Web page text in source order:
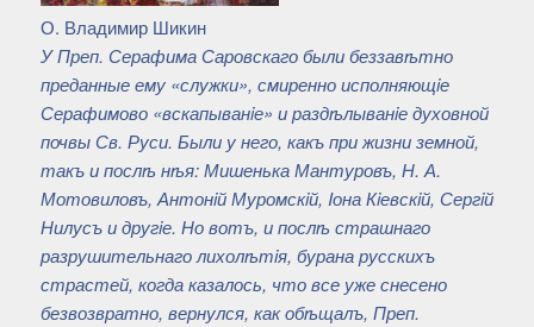
О. Владимир Шикин
У Преп. Серафима Саровскаго были беззавѣтно
преданные ему «служки», смиренно исполняющiе
Серафимово «вскапыванiе» и раздѣлыванiе духовной
почвы Св. Руси. Были у него, какъ при жизни земной,
такъ и послѣ нѣя: Мишенька Мантуровъ, Н. А.
Мотовиловъ, Антонiй Муромскiй, Iона Кiевскiй, Сергiй
Нилусъ и другiе. Но вотъ, и послѣ страшнаго
разрушительнаго лихолѣтiя, бурана русскихъ
страстей, когда казалось, что все уже снесено
безвозвратно, вернулся, как обѣщалъ, Преп.